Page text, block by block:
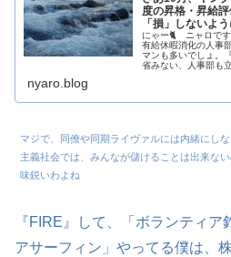
度の昇格・昇給
「損」しないよ
にゃー🐈 ニャロで
有給休暇消化の人事
マンも多いでしょ。
省みない、人事部も
nyaro.blog
マジで、同僚や同期ライヴァルには内緒にし
主義社会では、みんなが儲けることは出来
味鋭いわよね
『FIRE』して、「ボランティア
アサーフィン」やってる僕は、